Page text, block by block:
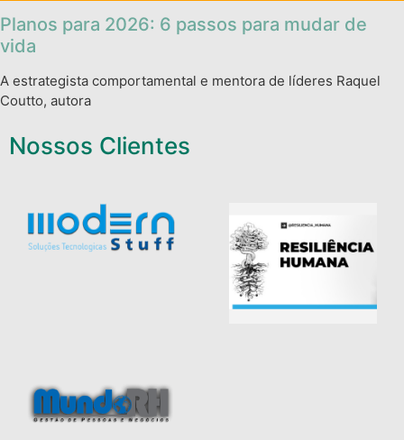
Planos para 2026: 6 passos para mudar de
vida
A estrategista comportamental e mentora de líderes Raquel
Coutto, autora
Nossos Clientes